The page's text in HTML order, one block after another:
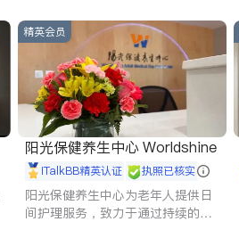
精英会员
阳光保健养生中心 Worldshine
iTalkBB精英认证 执照已核实
阳光保健养生中心为老年人提供日
间护理服务，致力于通过持续的护